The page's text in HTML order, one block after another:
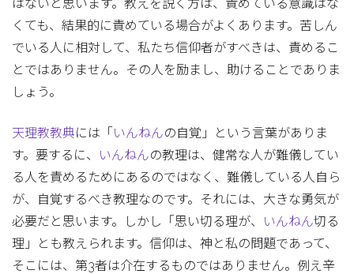
はないと思います。教えを説く方は、責めている意識はな
くても、結果的に責めている場合がよくあります。苦しん
でいる人に相対して、私たち信仰者がすべきは、責めるこ
とではありません。その人を励まし、助けることでありま
しょう。
天理教教典には「 いんねんの自覚」という言葉がありま
す。要するに、
いんねんの教理は、健常な人が難儀してい
る人を責めるためにあるのではなく、難儀している人自ら
が、自覚するべき教理なのです。それには、大きな勇気が
必要だと思います。しかし「思い切る理が、
いんねん切る
理」とも教えられます。信仰は、神と私の問題であって、
そこには、第3者は介在するものではありません。例え辛